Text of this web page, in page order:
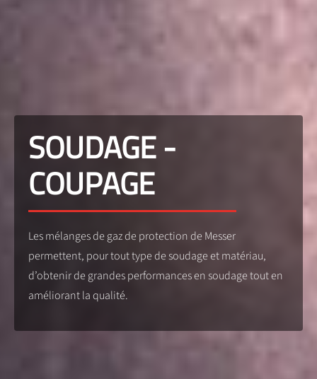
SOUDAGE -
COUPAGE
Les mélanges de gaz de protection de Messer
permettent, pour tout type de soudage et matériau,
d’obtenir de grandes performances en soudage tout en
améliorant la qualité.